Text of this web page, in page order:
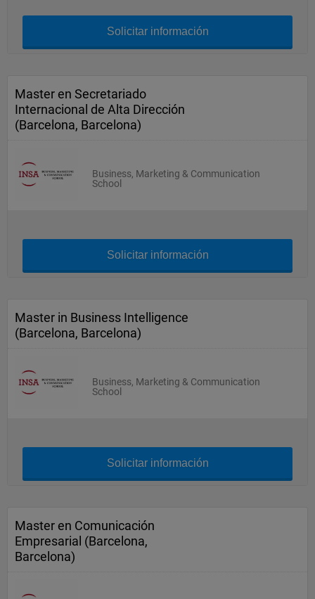
Solicitar información
Master en Secretariado
Internacional de Alta Dirección
(Barcelona, Barcelona)
Business, Marketing & Communication
School
Solicitar información
Master in Business Intelligence
(Barcelona, Barcelona)
Business, Marketing & Communication
School
Solicitar información
Master en Comunicación
Empresarial (Barcelona,
Barcelona)